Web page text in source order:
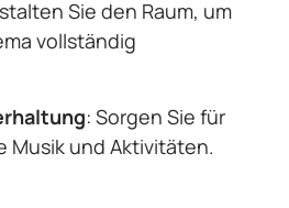
Sie den Raum, um
vollständig
: Sorgen Sie für
und Aktivitäten.